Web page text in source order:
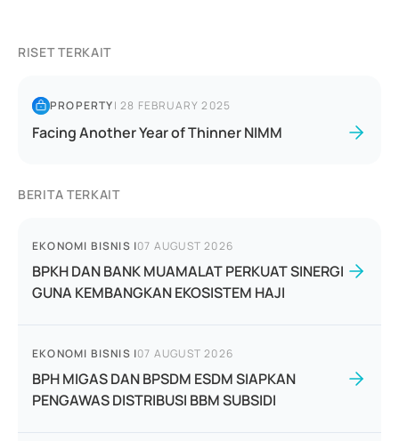
RISET TERKAIT
PROPERTY|28 FEBRUARY 2025
Facing Another Year of Thinner NIMM
BERITA TERKAIT
EKONOMI BISNIS |07 AUGUST 2026
BPKH DAN BANK MUAMALAT PERKUAT SINERGI
GUNA KEMBANGKAN EKOSISTEM HAJI
EKONOMI BISNIS |07 AUGUST 2026
BPH MIGAS DAN BPSDM ESDM SIAPKAN
PENGAWAS DISTRIBUSI BBM SUBSIDI